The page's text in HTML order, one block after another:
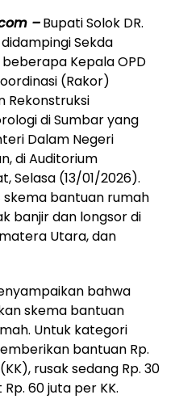
–Bupati Solok DR.
Sekda
beberapa Kepala OPD
(Rakor)
Rekonstruksi
di Sumbar yang
Dalam Negeri
di Auditorium
Selasa (13/01/2026).
bantuan rumah
banjir dan longsor di
Utara, dan
bahwa
skema bantuan
Untuk kategori
bantuan Rp.
rusak sedang Rp. 30
60 juta per KK.